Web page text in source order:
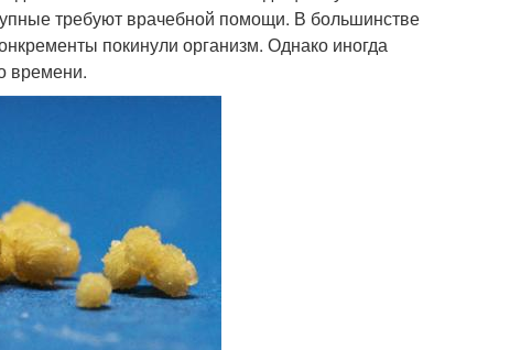
требуют врачебной помощи. В большинстве
покинули организм. Однако иногда
времени.